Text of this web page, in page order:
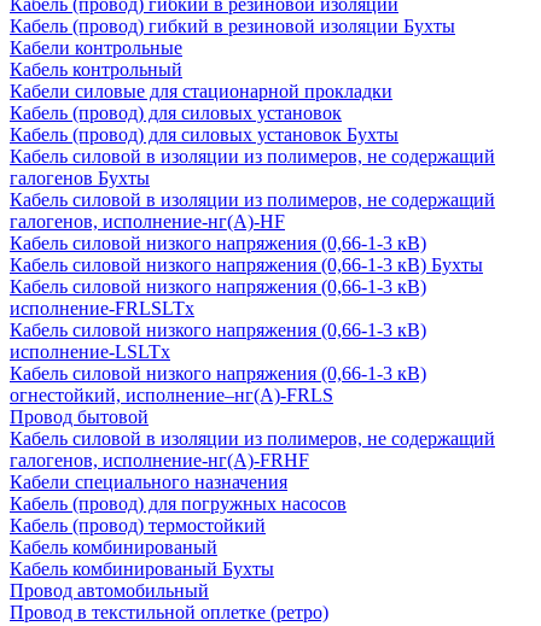
Кабель (провод) гибкий в резиновой изоляции
Кабель (провод) гибкий в резиновой изоляции Бухты
Кабели контрольные
Кабель контрольный
Кабели силовые для стационарной прокладки
Кабель (провод) для силовых установок
Кабель (провод) для силовых установок Бухты
Кабель силовой в изоляции из полимеров, не содержащий
галогенов Бухты
Кабель силовой в изоляции из полимеров, не содержащий
галогенов, исполнение-нг(А)-HF
Кабель силовой низкого напряжения (0,66-1-3 кВ)
Кабель силовой низкого напряжения (0,66-1-3 кВ) Бухты
Кабель силовой низкого напряжения (0,66-1-3 кВ)
исполнение-FRLSLTx
Кабель силовой низкого напряжения (0,66-1-3 кВ)
исполнение-LSLTx
Кабель силовой низкого напряжения (0,66-1-3 кВ)
огнестойкий, исполнение–нг(А)-FRLS
Провод бытовой
Кабель силовой в изоляции из полимеров, не содержащий
галогенов, исполнение-нг(А)-FRHF
Кабели специального назначения
Кабель (провод) для погружных насосов
Кабель (провод) термостойкий
Кабель комбинированый
Кабель комбинированый Бухты
Провод автомобильный
Провод в текстильной оплетке (ретро)